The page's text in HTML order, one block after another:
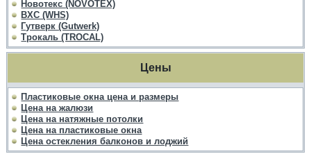
Новотекс (NOVOTEX)
ВХС (WHS)
Гутверк (Gutwerk)
Трокаль (TROCAL)
Цены
Пластиковые окна цена и размеры
Цена на жалюзи
Цена на натяжные потолки
Цена на пластиковые окна
Цена остекления балконов и лоджий